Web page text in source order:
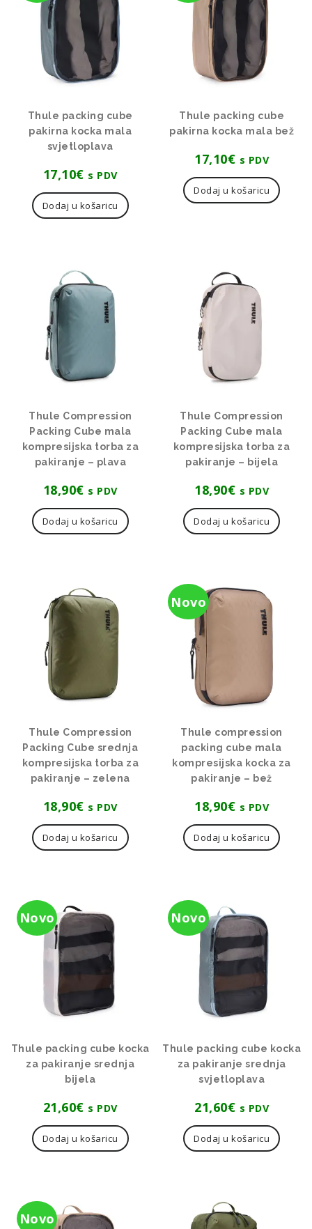
Thule packing cube
pakirna kocka mala
svjetloplava
17,10€ s PDV
Dodaj u košaricu
Thule packing cube
pakirna kocka mala bež
17,10€ s PDV
Dodaj u košaricu
Thule Compression
Packing Cube mala
kompresijska torba za
pakiranje – plava
18,90€ s PDV
Dodaj u košaricu
Thule Compression
Packing Cube mala
kompresijska torba za
pakiranje – bijela
18,90€ s PDV
Dodaj u košaricu
Thule Compression
Packing Cube srednja
kompresijska torba za
pakiranje – zelena
18,90€ s PDV
Dodaj u košaricu
Novo
Thule compression
packing cube mala
kompresijska kocka za
pakiranje – bež
18,90€ s PDV
Dodaj u košaricu
Novo
Thule packing cube kocka
za pakiranje srednja
bijela
21,60€ s PDV
Dodaj u košaricu
Novo
Thule packing cube kocka
za pakiranje srednja
svjetloplava
21,60€ s PDV
Dodaj u košaricu
Novo